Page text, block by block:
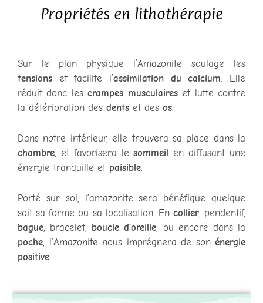
Propriétés en lithothérapie
Sur le plan physique l’Amazonite soulage les
tensions et facilite l’assimilation du calcium. Elle
réduit donc lescrampes musculaireset lutte contre
la détérioration des dents et des os.
Dans notre intérieur, elle trouvera sa place dans la
chambre, et favorisera lesommeilen diffusant une
énergie tranquille et paisible.
Porté sur soi, l’amazonite sera bénéfique quelque
soit sa forme ou sa localisation. En collier, pendentif,
bague, bracelet, boucle d’oreille, ou encore dans la
poche, l’Amazonite nous imprégnera de son énergie
positive.